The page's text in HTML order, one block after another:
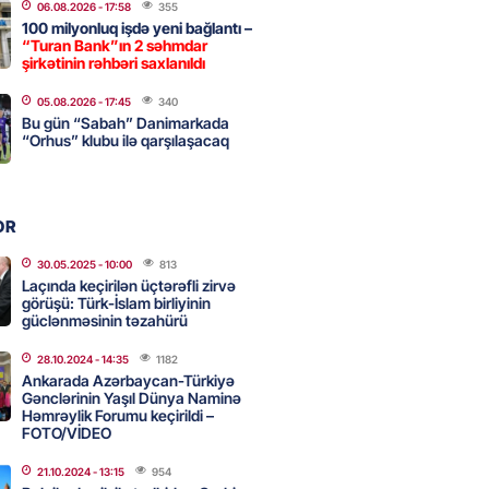
Səudiyyə Ərəbistanı və
- 15:15 127
bu silahı verməkdən
var
- 15:00 140
İran millisindən İMTİNA
ölkəni seçdilər
- 14:45
06.08.2026- 17:58 355
100 milyonluq işdə yeni bağlantı –
“Turan Bank”ın 2 səhmdar
şirkətinin rəhbəri saxlanıldı
05.08.2026- 17:45 340
Bu gün “Sabah” Danimarkada
“Orhus” klubu ilə qarşılaşacaq
30.05.2025- 10:00 813
Laçında keçirilən üçtərəfli zirvə
görüşü: Türk-İslam birliyinin
güclənməsinin təzahürü
28.10.2024- 14:35 1182
Ankarada Azərbaycan-Türkiyə
Gənclərinin Yaşıl Dünya Naminə
Həmrəylik Forumu keçirildi –
FOTO/VİDEO
21.10.2024- 13:15 954